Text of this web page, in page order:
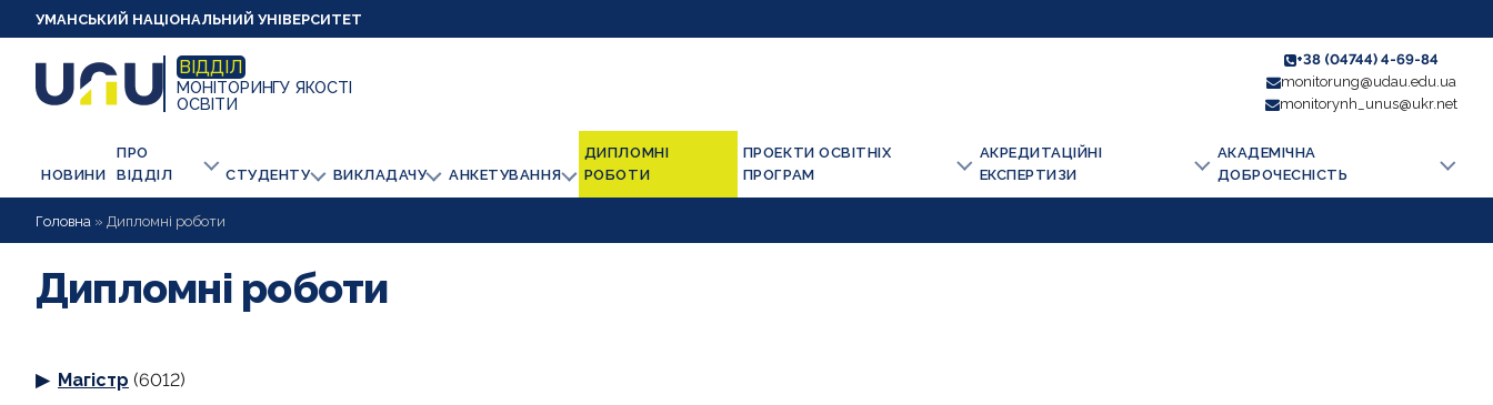
УМАНСЬКИЙ НАЦІОНАЛЬНИЙ УНІВЕРСИТЕТ
ВІДДІЛ
МОНІТОРИНГУ ЯКОСТІ
ОСВІТИ
+38 (04744) 4-69-84
monitorung@udau.edu.ua
monitorynh_unus@ukr.net
НОВИНИ
ПРО
ВІДДІЛ
СТУДЕНТУ ВИКЛАДАЧУ АНКЕТУВАННЯ
ДИПЛОМНІ
РОБОТИ
ПРОЕКТИ ОСВІТНІХ
ПРОГРАМ
АКРЕДИТАЦІЙНІ
ЕКСПЕРТИЗИ
АКАДЕМІЧНА
ДОБРОЧЕСНІСТЬ
Головна » Дипломні роботи
Дипломні роботи
Магістр (6012)